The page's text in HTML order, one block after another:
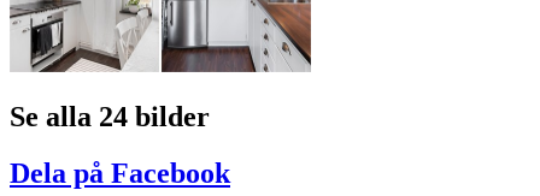
Se alla 24 bilder
Dela på Facebook